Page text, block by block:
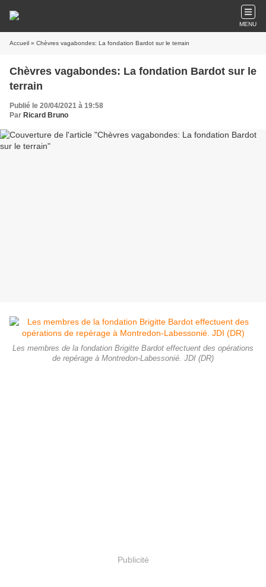
MENU
Accueil » Chèvres vagabondes: La fondation Bardot sur le terrain
Chèvres vagabondes: La fondation Bardot sur le
terrain
Publié le 20/04/2021 à 19:58
Par Ricard Bruno
Les membres de la fondation Brigitte Bardot effectuent des opérations
de repérage à Montredon-Labessonié. JDI (DR)
Publicité